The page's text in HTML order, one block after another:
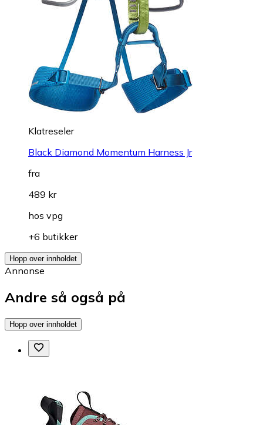
Klatreseler
Black Diamond Momentum Harness Jr
fra
489 kr
hos vpg
+6 butikker
Hopp over innholdet
Annonse
Andre så også på
Hopp over innholdet